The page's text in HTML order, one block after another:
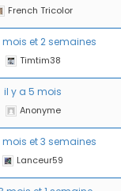
French Tricolor
mois et 2 semaines
Timtim38
il y a 5 mois
Anonyme
mois et 3 semaines
Lanceur59